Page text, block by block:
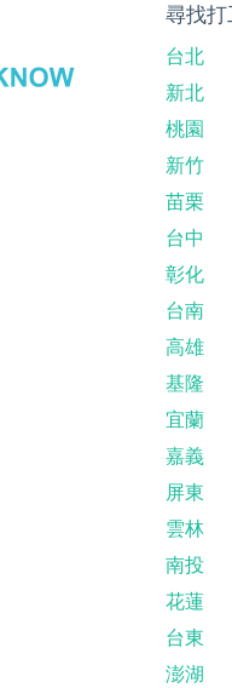
尋找打
台北
新北
桃園
新竹
苗栗
台中
彰化
台南
高雄
基隆
宜蘭
嘉義
屏東
雲林
南投
花蓮
台東
澎湖